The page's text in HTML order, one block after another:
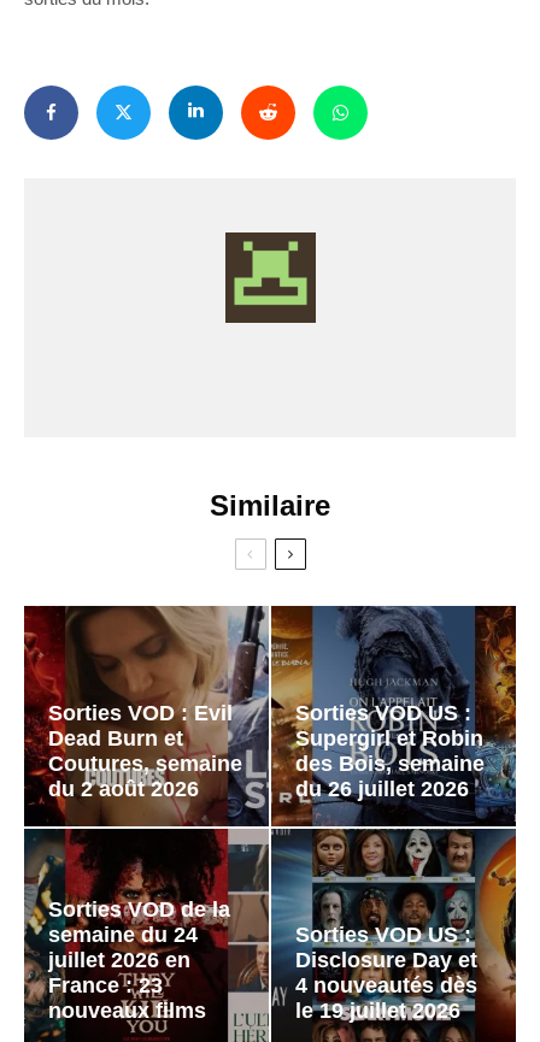
Similaire
Sorties VOD : Evil
Dead Burn et
Coutures, semaine
du 2 août 2026
Sorties VOD US :
Supergirl et Robin
des Bois, semaine
du 26 juillet 2026
Sorties VOD de la
semaine du 24
juillet 2026 en
France : 23
nouveaux films
Sorties VOD US :
Disclosure Day et
4 nouveautés dès
le 19 juillet 2026